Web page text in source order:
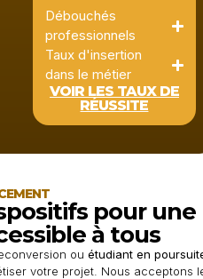
Débouchés
professionnels
Taux d'insertion
dans le métier
VOIR LES TAUX DE
RÉUSSITE
pour une
à tous
ou étudiant en
votre projet. Nous acceptons